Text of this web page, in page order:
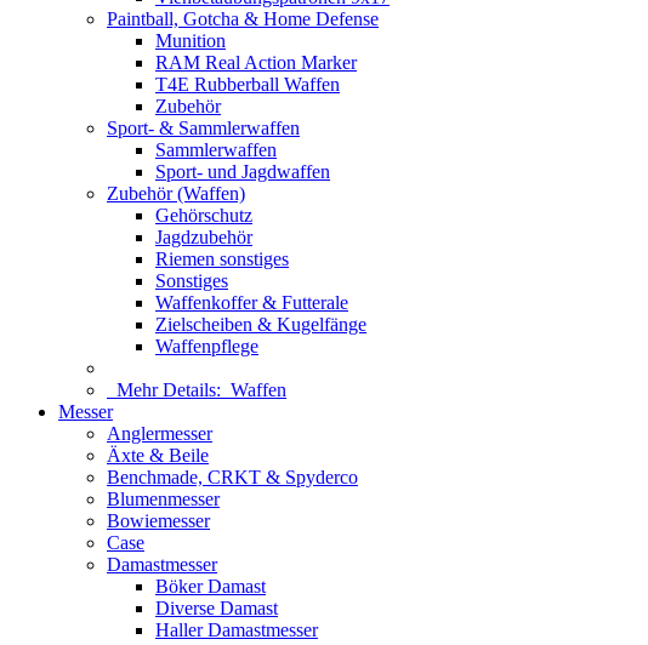
Paintball, Gotcha & Home Defense
Munition
RAM Real Action Marker
T4E Rubberball Waffen
Zubehör
Sport- & Sammlerwaffen
Sammlerwaffen
Sport- und Jagdwaffen
Zubehör (Waffen)
Gehörschutz
Jagdzubehör
Riemen sonstiges
Sonstiges
Waffenkoffer & Futterale
Zielscheiben & Kugelfänge
Waffenpflege
Mehr Details: Waffen
Messer
Anglermesser
Äxte & Beile
Benchmade, CRKT & Spyderco
Blumenmesser
Bowiemesser
Case
Damastmesser
Böker Damast
Diverse Damast
Haller Damastmesser